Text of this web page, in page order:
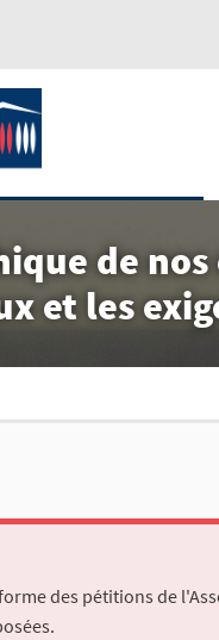
de
et les
des pétitions de